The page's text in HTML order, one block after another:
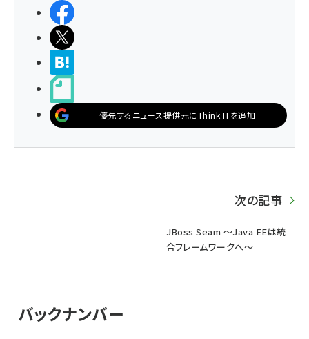
優先するニュース提供元にThink ITを追加
次の記事
JBoss Seam ～Java EEは統
合フレームワークへ～
バックナンバー